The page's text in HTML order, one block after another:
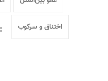
اختناق و سرکوب